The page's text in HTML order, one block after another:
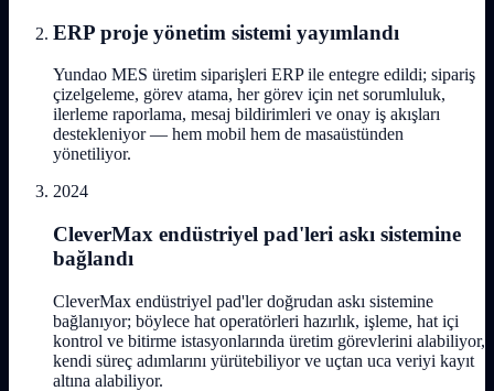
ERP proje yönetim sistemi yayımlandı
Yundao MES üretim siparişleri ERP ile entegre edildi; sipariş
çizelgeleme, görev atama, her görev için net sorumluluk,
ilerleme raporlama, mesaj bildirimleri ve onay iş akışları
destekleniyor — hem mobil hem de masaüstünden
yönetiliyor.
2024
CleverMax endüstriyel pad'leri askı sistemine
bağlandı
CleverMax endüstriyel pad'ler doğrudan askı sistemine
bağlanıyor; böylece hat operatörleri hazırlık, işleme, hat içi
kontrol ve bitirme istasyonlarında üretim görevlerini alabiliyor,
kendi süreç adımlarını yürütebiliyor ve uçtan uca veriyi kayıt
altına alabiliyor.